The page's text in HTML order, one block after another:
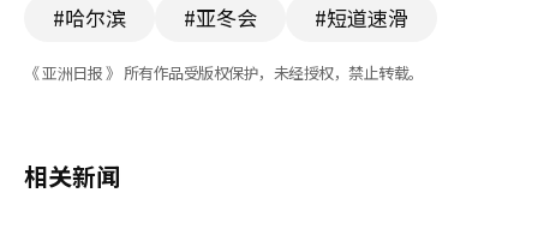
#哈尔滨 #亚冬会 #短道速滑
《 亚洲日报 》 所有作品受版权保护，未经授权，禁止转载。
相关新闻